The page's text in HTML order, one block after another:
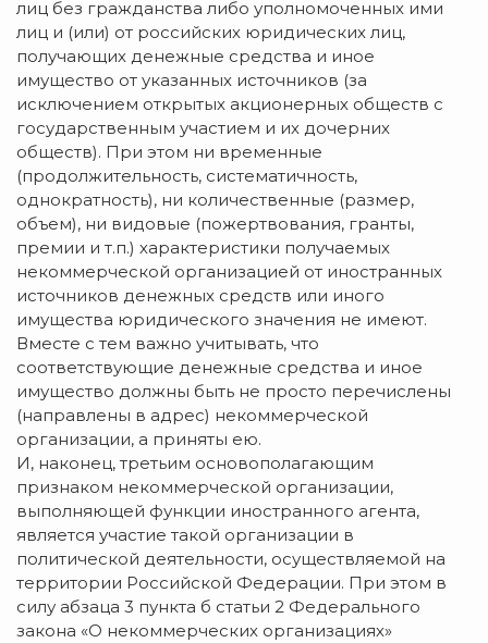
лиц без гражданства либо уполномоченных ими
лиц и (или) от российских юридических лиц,
получающих денежные средства и иное
имущество от указанных источников (за
исключением открытых акционерных обществ с
государственным участием и их дочерних
обществ). При этом ни временные
(продолжительность, систематичность,
однократность), ни количественные (размер,
объем), ни видовые (пожертвования, гранты,
премии и т.п.) характеристики получаемых
некоммерческой организацией от иностранных
источников денежных средств или иного
имущества юридического значения не имеют.
Вместе с тем важно учитывать, что
соответствующие денежные средства и иное
имущество должны быть не просто перечислены
(направлены в адрес) некоммерческой
организации, а приняты ею.
И, наконец, третьим основополагающим
признаком некоммерческой организации,
выполняющей функции иностранного агента,
является участие такой организации в
политической деятельности, осуществляемой на
территории Российской Федерации. При этом в
силу абзаца 3 пункта б статьи 2 Федерального
закона «О некоммерческих организациях»